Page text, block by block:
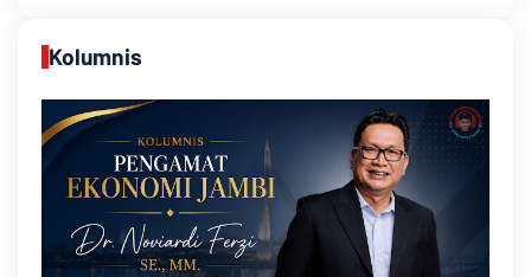
Kolumnis